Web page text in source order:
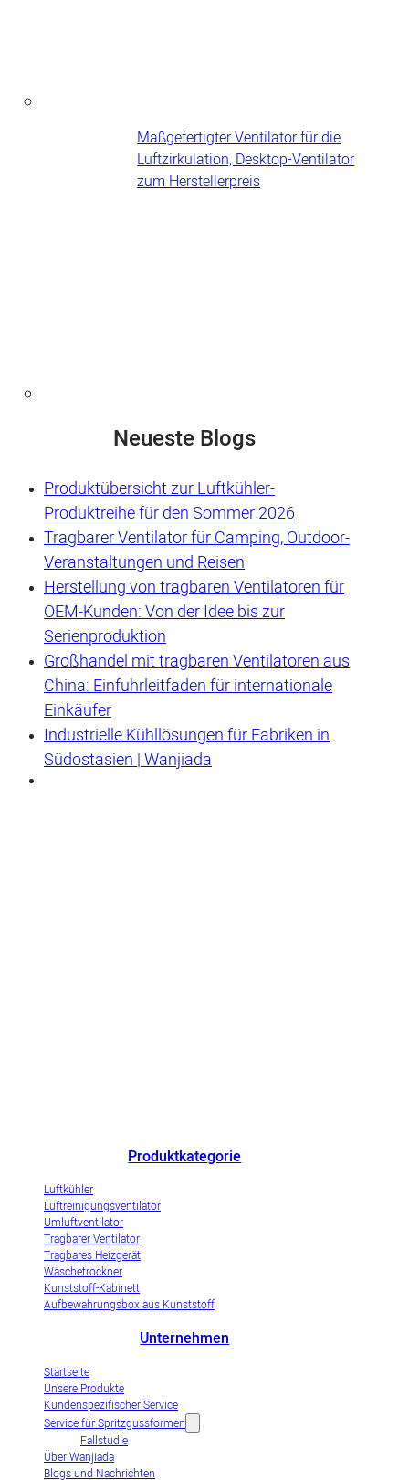
Maßgefertigter Ventilator für die
Luftzirkulation, Desktop-Ventilator
zum Herstellerpreis
Neueste Blogs
Produktübersicht zur Luftkühler-
Produktreihe für den Sommer 2026
Tragbarer Ventilator für Camping, Outdoor-
Veranstaltungen und Reisen
Herstellung von tragbaren Ventilatoren für
OEM-Kunden: Von der Idee bis zur
Serienproduktion
Großhandel mit tragbaren Ventilatoren aus
China: Einfuhrleitfaden für internationale
Einkäufer
Industrielle Kühllösungen für Fabriken in
Südostasien | Wanjiada
Produktkategorie
Luftkühler
Luftreinigungsventilator
Umluftventilator
Tragbarer Ventilator
Tragbares Heizgerät
Wäschetrockner
Kunststoff-Kabinett
Aufbewahrungsbox aus Kunststoff
Unternehmen
Startseite
Unsere Produkte
Kundenspezifischer Service
Service für Spritzgussformen
Fallstudie
Über Wanjiada
Blogs und Nachrichten